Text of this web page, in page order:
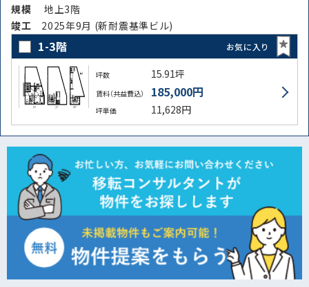
規模
地上3階
竣⼯ 2025年9月 (新耐震基準ビル)
1-3階 お気に入り
坪数 15.91坪
賃料（共益費込） 185,000円
坪単価 11,628円